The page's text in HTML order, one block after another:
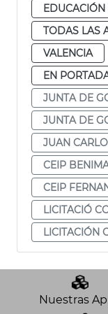
EDUCACIÓN
TODAS LAS
VALENCIA
EN
JUNTA DE
JUNTA DE
JUAN
CEIP
CEIP
LICITACIÓ
LICITACIÓN
Nuestras